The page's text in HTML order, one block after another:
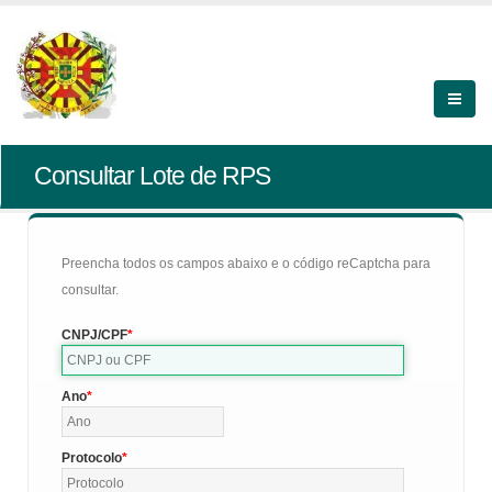
Consultar Lote de RPS
Preencha todos os campos abaixo e o código reCaptcha para
consultar.
CNPJ/CPF
Ano
Protocolo